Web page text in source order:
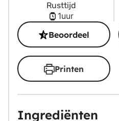
Rusttijd
1uur
uur
Beoordeel
Printen
Ingrediënten